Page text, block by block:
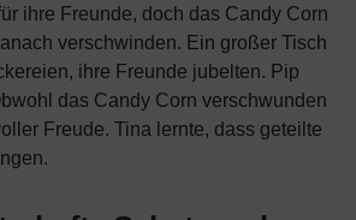
ihre Freunde, doch das Candy Corn
verschwinden. Ein großer Tisch
ihre Freunde jubelten. Pip
das Candy Corn verschwunden
Freude. Tina lernte, dass geteilte